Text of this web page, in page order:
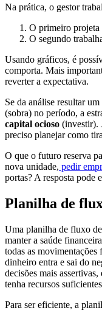
Na prática, o gestor
O primeiro projeta
O segundo
Usando gráficos, é
comporta. Mais
reverter a expectativa.
Se da análise resultar
(sobra) no período, a
capital ocioso (investir).
preciso planejar como
O que o futuro reserva
nova unidade, pedir
portas? A resposta pode
Planilha de
Uma planilha de fluxo
manter a saúde
todas as movimentações
dinheiro entra e sai do
decisões mais
tenha recursos
Para ser eficiente, a